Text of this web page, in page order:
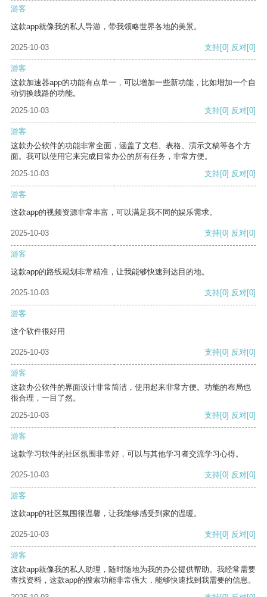
游客
这款app就像我的私人导游，带我领略世界各地的美景。
2025-10-03 支持[0] 反对[0]
游客
这款加速器app的功能有点单一，可以增加一些新功能，比如增加一个自
动切换线路的功能。
2025-10-03
支持[0] 反对[0]
游客
这款办公软件的功能非常全面，涵盖了文档、表格、演示文稿等各个方
面。我可以使用它来完成日常办公的所有任务，非常方便。
2025-10-03
支持[0] 反对[0]
游客
这款app的视频资源非常丰富，可以满足我不同的娱乐需求。
2025-10-03 支持[0] 反对[0]
游客
这款app的路线规划非常精准，让我能够快速到达目的地。
2025-10-03 支持[0] 反对[0]
游客
这个软件很好用
2025-10-03 支持[0] 反对[0]
游客
这款办公软件的界面设计非常简洁，使用起来非常方便。功能的布局也
很合理，一目了然。
2025-10-03
支持[0] 反对[0]
游客
这款学习软件的社区氛围非常好，可以与其他学习者交流学习心得。
2025-10-03 支持[0] 反对[0]
游客
这款app的社区氛围很温馨，让我能够感受到家的温暖。
2025-10-03 支持[0] 反对[0]
游客
这款app就像我的私人助理，随时随地为我的办公提供帮助。我经常需要
查找资料，这款app的搜索功能非常强大，能够快速找到我需要的信息。